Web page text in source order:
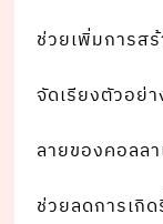
ช่วยเพิ่มการส
จัดเรียงตัวอย่
ลายของคอลลา
ช่วยลดการเกิ